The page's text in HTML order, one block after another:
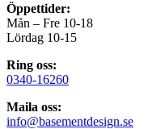
Öppettider:
Mån – Fre 10-18
Lördag 10-15
Ring oss:
0340-16260
Maila oss:
info@basementdesign.se